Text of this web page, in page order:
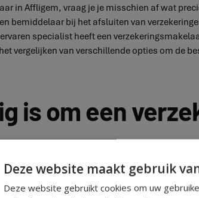
in Affligem, vraag je je misschien af wat
bemiddelaar bij het afsluiten van
specialist heeft een
vergelijken van verschillende opties om de
is om een
Omdat het afsluiten van verzekeringen een
van claims en het bieden van
Deze website maakt gebruik
Deze website gebruikt cookies om uw